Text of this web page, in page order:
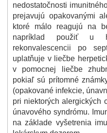
nedostatočnosti
prejavujú opakovanými
ktoré málo reagujú na
napríklad použiť u
rekonvalescencii po
uplatňuje v liečbe
v pomocnej liečbe
pokiaľ sú prítomné
(opakované infekcie,
pri niektorých alergických
únavového syndrómu.
na základe vyšetrenia